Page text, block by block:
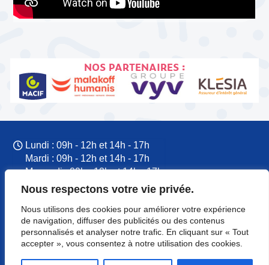
Nous respectons votre vie privée.
Nous utilisons des cookies pour améliorer votre expérience
de navigation, diffuser des publicités ou des contenus
personnalisés et analyser notre trafic. En cliquant sur « Tout
accepter », vous consentez à notre utilisation des cookies.
NOS PARTENAIRES :
Lundi : 09h - 12h et 14h - 17h
Mardi : 09h - 12h et 14h - 17h
Mercredi : 09h - 12h et 14h - 17h
Jeudi : 09h - 12h et 14h - 17h
Vendredi : 09h - 12h et 14h - 17h
09 77 60 53 37
CFTC Normandie
8 rue du Colonel Rémy
14000 Caen